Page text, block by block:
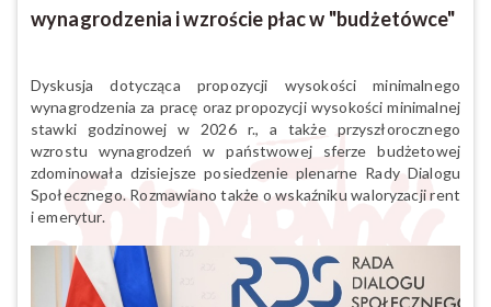
wynagrodzenia i wzroście płac w "budżetówce"
Dyskusja dotycząca propozycji wysokości minimalnego
wynagrodzenia za pracę oraz propozycji wysokości minimalnej
stawki godzinowej w 2026 r., a także przyszłorocznego
wzrostu wynagrodzeń w państwowej sferze budżetowej
zdominowała dzisiejsze posiedzenie plenarne Rady Dialogu
Społecznego. Rozmawiano także o wskaźniku waloryzacji rent
i emerytur.